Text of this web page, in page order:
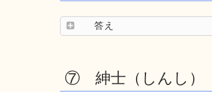
答え
⑦ 紳士（しんし）